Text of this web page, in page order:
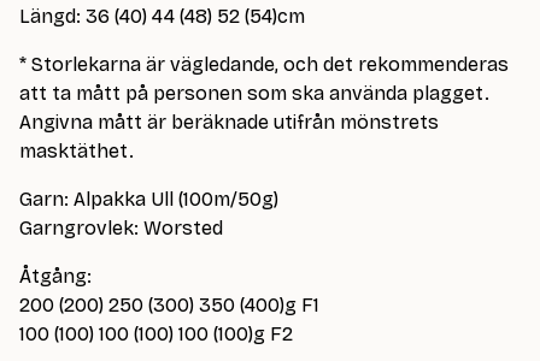
Längd: 36 (40) 44 (48) 52 (54)cm
* Storlekarna är vägledande, och det rekommenderas
att ta mått på personen som ska använda plagget.
Angivna mått är beräknade utifrån mönstrets
masktäthet.
Garn: Alpakka Ull (100m/50g)
Garngrovlek: Worsted
Åtgång:
200 (200) 250 (300) 350 (400)g F1
100 (100) 100 (100) 100 (100)g F2